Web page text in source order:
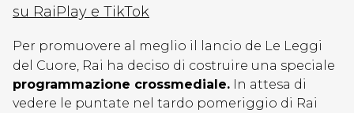
su RaiPlay e TikTok
Per promuovere al meglio il lancio de Le Leggi
del Cuore, Rai ha deciso di costruire una speciale
programmazione crossmediale. In attesa di
vedere le puntate nel tardo pomeriggio di Rai